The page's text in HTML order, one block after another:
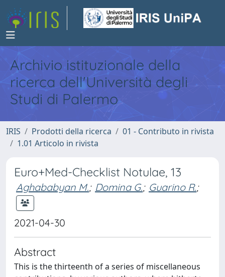
Archivio istituzionale della
ricerca dell'Università degli
Studi di Palermo
IRIS Prodotti della ricerca
01 - Contributo in rivista
1.01 Articolo in rivista
Euro+Med-Checklist Notulae, 13
Aghababyan M.; Domina G.; Guarino R.;
2021-04-30
Abstract
This is the thirteenth of a series of miscellaneous